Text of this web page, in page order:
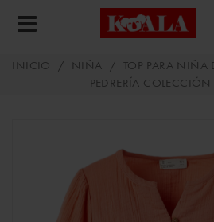
INICIO / NIÑA /
TOP PARA
PEDRERÍA COLECCIÓN